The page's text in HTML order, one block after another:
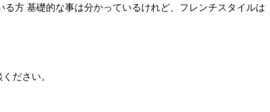
る方 基礎的な事は分かっているけれど、フレンチスタイルは
ださい。